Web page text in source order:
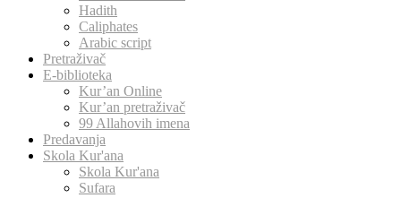
Hadith
Caliphates
Arabic script
Pretraživač
E-biblioteka
Kur’an Online
Kur’an pretraživač
99 Allahovih imena
Predavanja
Skola Kur'ana
Skola Kur'ana
Sufara